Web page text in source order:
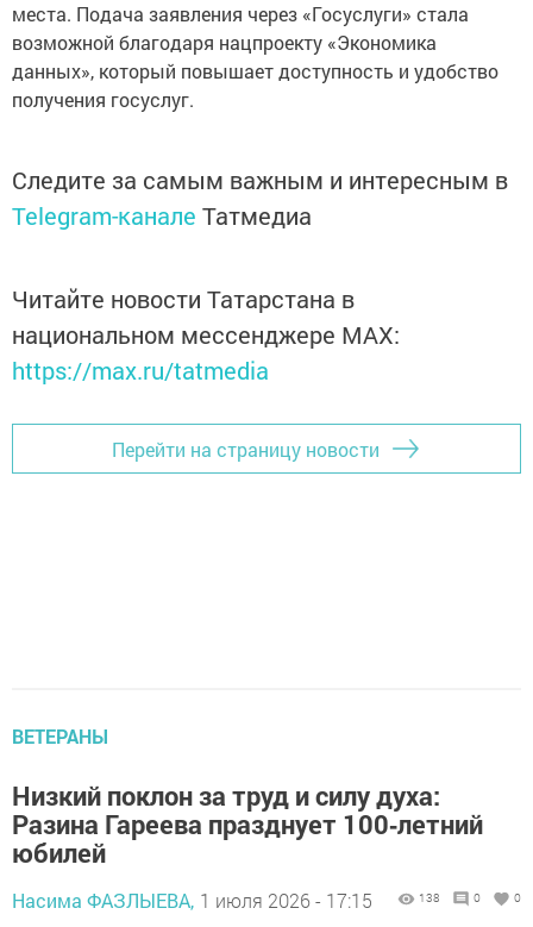
места. Подача заявления через «Госуслуги» стала
возможной благодаря нацпроекту «Экономика
данных», который повышает доступность и удобство
получения госуслуг.
Следите за самым важным и интересным в
Telegram-канале Татмедиа
Читайте новости Татарстана в
национальном мессенджере MАХ:
https://max.ru/tatmedia
Перейти на страницу новости
ВЕТЕРАНЫ
Низкий поклон за труд и силу духа:
Разина Гареева празднует 100‑летний
юбилей
Насима ФАЗЛЫЕВА, 1 июля 2026 - 17:15 138 0 0